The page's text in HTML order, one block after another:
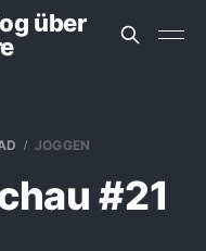
über
JOGGEN
#21